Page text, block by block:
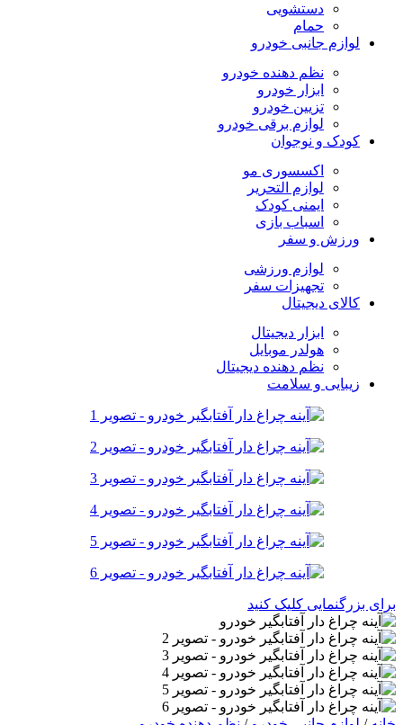
دستشویی
حمام
لوازم جانبی خودرو
نظم دهنده خودرو
ابزار خودرو
تزیین خودرو
لوازم برقی خودرو
کودک و نوجوان
اکسسوری مو
لوازم التحریر
ایمنی کودک
اسباب بازی
ورزش و سفر
لوازم ورزشی
تجهیزات سفر
کالای دیجیتال
ابزار دیجیتال
هولدر موبایل
نظم دهنده دیجیتال
زیبایی و سلامت
برای بزرگنمایی کلیک کنید